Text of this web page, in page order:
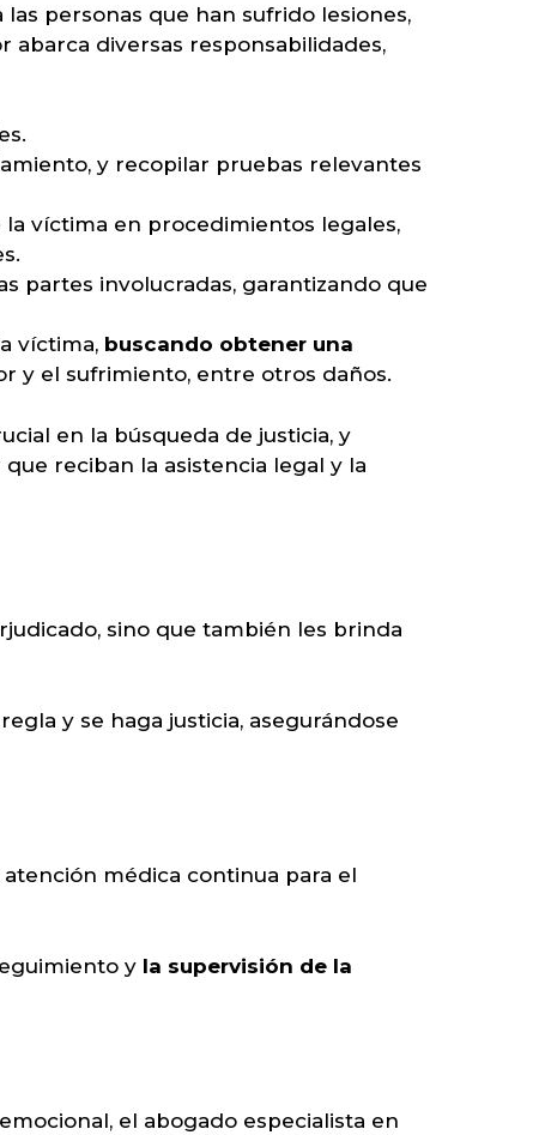
personas que han sufrido lesiones,
abarca diversas responsabilidades,
y recopilar pruebas relevantes
víctima en procedimientos legales,
partes involucradas, garantizando que
víctima, buscando obtener una
y el sufrimiento, entre otros daños.
en la búsqueda de justicia, y
reciban la asistencia legal y la
sino que también les brinda
y se haga justicia, asegurándose
médica continua para el
y la supervisión de la
el abogado especialista en